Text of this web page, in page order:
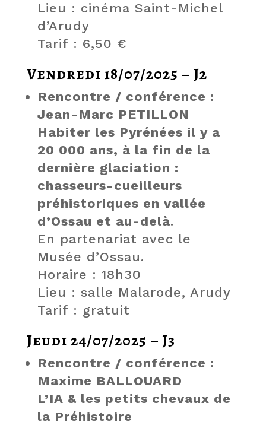
Lieu : cinéma Saint-Michel
d’Arudy
Tarif : 6,50 €
Vendredi 18/07/2025 – J2
Rencontre / conférence :
Jean-Marc PETILLON
Habiter les Pyrénées il y a
20 000 ans, à la fin de la
dernière glaciation :
chasseurs-cueilleurs
préhistoriques en vallée
d’Ossau et au-delà.
En partenariat avec le
Musée d’Ossau.
Horaire : 18h30
Lieu : salle Malarode, Arudy
Tarif : gratuit
Jeudi 24/07/2025 – J3
Rencontre / conférence :
Maxime BALLOUARD
L’IA & les petits chevaux de
la Préhistoire